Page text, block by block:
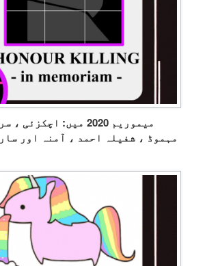
میموریم 2020 میں:
مہموڈ ، شفیلہ احمد ، آمنہ اور